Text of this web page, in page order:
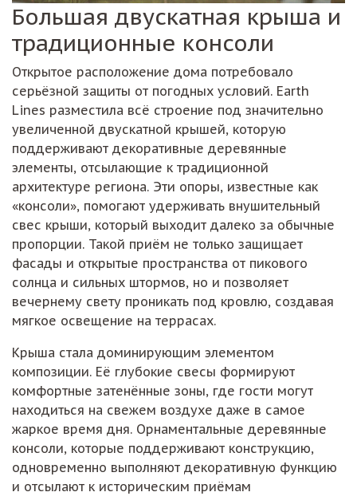
Большая двускатная крыша и
традиционные консоли
Открытое расположение дома потребовало
серьёзной защиты от погодных условий. Earth
Lines разместила всё строение под значительно
увеличенной двускатной крышей, которую
поддерживают декоративные деревянные
элементы, отсылающие к традиционной
архитектуре региона. Эти опоры, известные как
«консоли», помогают удерживать внушительный
свес крыши, который выходит далеко за обычные
пропорции. Такой приём не только защищает
фасады и открытые пространства от пикового
солнца и сильных штормов, но и позволяет
вечернему свету проникать под кровлю, создавая
мягкое освещение на террасах.
Крыша стала доминирующим элементом
композиции. Её глубокие свесы формируют
комфортные затенённые зоны, где гости могут
находиться на свежем воздухе даже в самое
жаркое время дня. Орнаментальные деревянные
консоли, которые поддерживают конструкцию,
одновременно выполняют декоративную функцию
и отсылают к историческим приёмам